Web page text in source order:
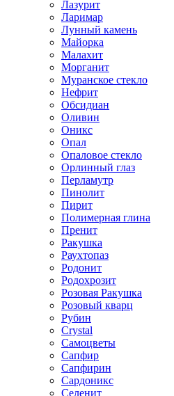
Лазурит
Ларимар
Лунный камень
Майорка
Малахит
Морганит
Муранское стекло
Нефрит
Обсидиан
Оливин
Оникс
Опал
Опаловое стекло
Орлинный глаз
Перламутр
Пинолит
Пирит
Полимерная глина
Пренит
Ракушка
Раухтопаз
Родонит
Родохрозит
Розовая Ракушка
Розовый кварц
Рубин
Сrystal
Самоцветы
Сапфир
Сапфирин
Сардоникс
Селенит